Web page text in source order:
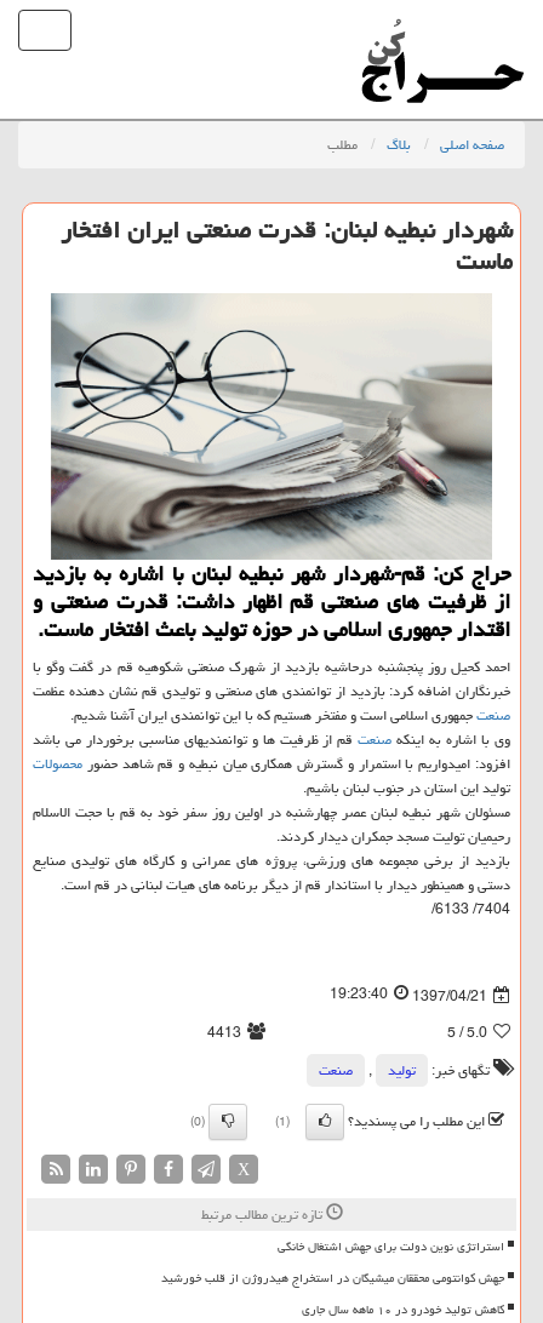
صفحه اصلی بلاگ مطلب
شهردار نبطیه لبنان: قدرت صنعتی ایران افتخار
ماست
حراج كن: قم-شهردار شهر نبطیه لبنان با اشاره به بازدید
از ظرفیت های صنعتی قم اظهار داشت: قدرت صنعتی و
اقتدار جمهوری اسلامی در حوزه تولید باعث افتخار ماست.
احمد كحیل روز پنجشنبه درحاشیه بازدید از شهرك صنعتی شكوهیه قم در گفت وگو با
خبرنگاران اضافه كرد: بازدید از توانمندی های صنعتی و تولیدی قم نشان دهنده عظمت
صنعتجمهوری اسلامی است و مفتخر هستیم كه با این توانمندی ایران آشنا شدیم.
وی با اشاره به اینكهصنعتقم از ظرفیت ها و توانمندیهای مناسبی برخوردار می باشد
افزود: امیدواریم با استمرار و گسترش همكاری میان نبطیه و قم شاهد حضورمحصولات
تولید این استان در جنوب لبنان باشیم.
مسئولان شهر نبطیه لبنان عصر چهارشنبه در اولین روز سفر خود به قم با حجت الاسلام
رحیمیان تولیت مسجد جمكران دیدار كردند.
بازدید از برخی مجموعه های ورزشی، پروژه های عمرانی و كارگاه های تولیدی صنایع
دستی و همینطور دیدار با استاندار قم از دیگر برنامه های هیات لبنانی در قم است.
7404/ 6133/
1397/04/21
19:23:40
5.0
/ 5
4413
تگهای خبر:
تولید ,
صنعت
این مطلب را می پسندید؟
(1)
(0)
X
تازه ترین مطالب مرتبط
استراتژی نوین دولت برای جهش اشتغال خانگی
جهش کوانتومی محققان میشیگان در استخراج هیدروژن از قلب خورشید
کاهش تولید خودرو در ۱۰ ماهه سال جاری